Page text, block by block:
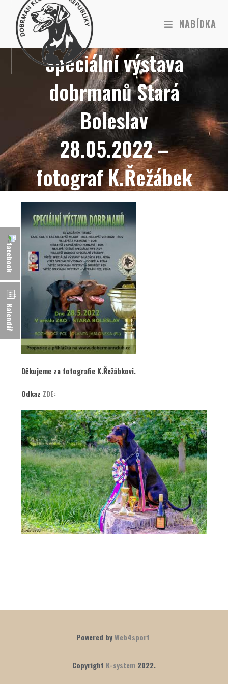
NABÍDKA
Speciální výstava
dobrmanů Stará
Boleslav
28.05.2022 –
fotograf K.Řežábek
Děkujeme za fotografie K.Řežábkovi.
Odkaz ZDE:
Powered byWeb4sport
Copyright K-system 2022.
Kalendář